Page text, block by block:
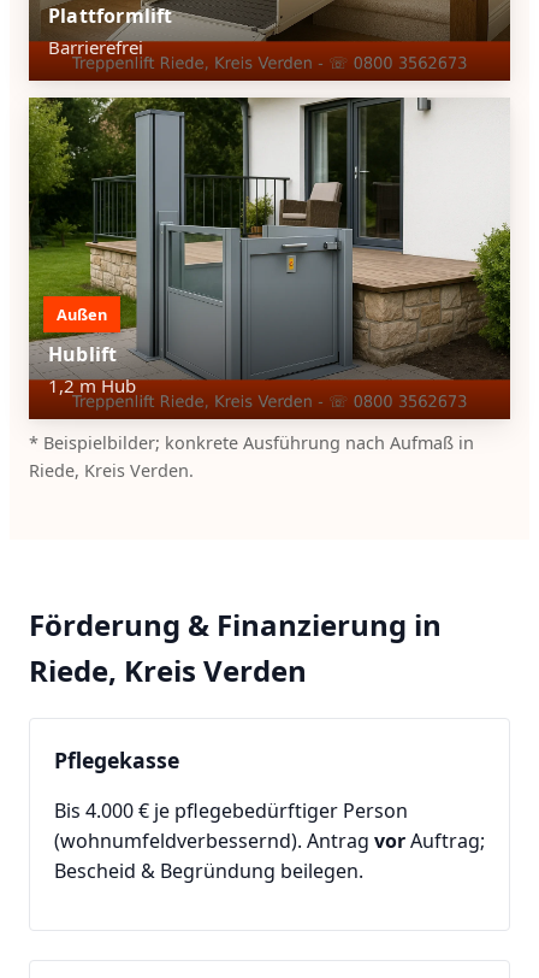
Plattformlift
Barrierefrei
Außen
Hublift
1,2 m Hub
* Beispielbilder; konkrete Ausführung nach Aufmaß in
Riede, Kreis Verden.
Förderung & Finanzierung in
Riede, Kreis Verden
Pflegekasse
Bis 4.000 € je pflegebedürftiger Person
(wohnumfeldverbessernd). Antrag vorAuftrag;
Bescheid & Begründung beilegen.